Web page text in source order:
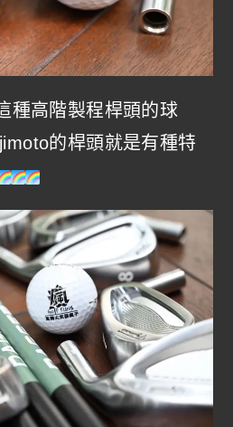
種高階製程桿頭的球
的桿頭就是有種特